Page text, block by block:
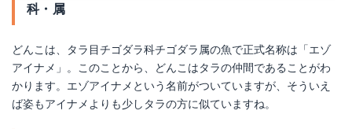
科・属
どんこは、タラ目チゴダラ科チゴダラ属の魚で正式名称は「エゾ
アイナメ」。このことから、どんこはタラの仲間であることがわ
かります。エゾアイナメという名前がついていますが、そういえ
ば姿もアイナメよりも少しタラの方に似ていますね。